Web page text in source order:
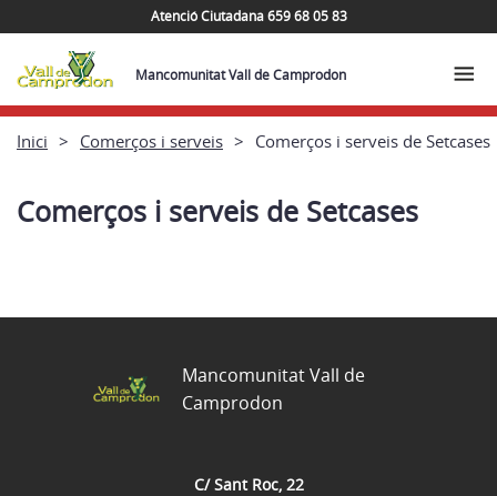
Atenció Ciutadana 659 68 05 83
Mancomunitat Vall de Camprodon
Inici Comerços i serveis Comerços i serveis de Setcases
Comerços i serveis de Setcases
C/ Sant Roc, 22
Mancomunitat Vall de
Camprodon